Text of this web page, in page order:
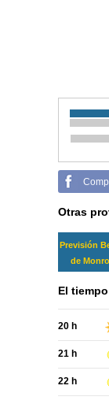
Otras
Previsión
de
El
20 h
21 h
22 h